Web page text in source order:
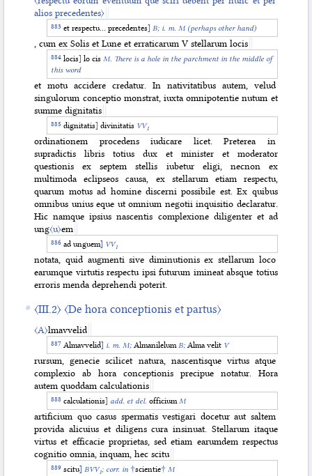
〈III.1〉 〈Que sit inter prescriptos et presentes libros differentia〉
〈III.2〉
〈De hora conceptionis et partus〉
〈III.3〉 〈De orientis gradu perfectissime investigando〉
〈III.4〉
〈De hiis que ad nascentem pertinent et de eorum congrua
ordinatione〉
〈III.5〉 〈De parentibus〉
〈De fratribus et fratrum negotiis〉
〈III.7〉 〈De sexu, utrum scilicet sit masculus an femina〉
〈III.8〉 〈De numero,〈utrum〉videlicet gemelli si〈n〉t an plures〉
〈III.9〉 〈De monstruosis et transmutatis et que simiarum gerunt
speciem et si que sint in corpore signa〉
〈III.10〉
〈De educatione, utrum scilicet sit abortivum an si nativitatis
tempora natus ad nutricationis annos preveniat〉
〈III.11〉 〈De vita et vivendi quantitate〉
〈III.12〉 〈De statu corporis et forma et complexione〉
〈III.13〉
〈De accidentibus et diuturnis corporum passionibus et
morbis〉
〈III.14〉
〈De anime proprietatibus et de hiis que ad corpus
pertinent〉
〈IV〉
〈IV.1〉 〈De terminis divitum et potentum〉
〈De terminis divitiarum et modo〉
〈IV.3〉 〈De dignitatis termino et potentie obtentu〉
〈IV.4〉 〈De negotiorum sive potius officiorum qualitate〉
〈IV.5〉 〈De utriusque sexus coniugio〉
〈De filiis et liberis〉
〈IV.7〉 〈De amicitia et odio〉
〈IV.8〉 〈De itineribus et peregrinatione〉
〈IV.9〉
〈De morte et eius causis〉
〈IV.10〉
alios precedentes〉
et respectu… precedentes] B; i. m. M (perhaps other hand)
, cum ex Solis et Lune et erraticarum V stellarum locis
locis] lo cis M. There is a hole in the parchment in the middle of
this word
et motu accidere credatur. In nativitatibus autem, velud
singulorum conceptio monstrat, iuxta omnipotentie nutum et
summe dignitatis
dignitatis] divinitatis VV1
ordinationem procedens iudicare licet. Preterea in
supradictis libris totius dux et minister et moderator
questionis ex septem stellis iubetur eligi, necnon ex
multimoda eclipseos causa, ex stellarum etiam respectu,
quarum motus ad homine discerni possibile est. Ex quibus
omnibus unius eque ut omnium negotii inquisitio declaratur.
Hic namque ipsius nascentis complexione diligenter et ad
ung〈u〉em
ad unguem] VV1
notata, quid augmenti sive diminutionis ex stellarum loco
earumque virtutis respectu ipsi futurum imineat absque totius
erroris menda deprehendi poterit.
〈III.2〉 〈De hora conceptionis et partus〉
〈A〉lmavvelid
Almavvelid] i. m. M;AlmanilelumB;Alma velit V
rursum, genecie scilicet natura, nascentisque virtus atque
complexio ab hora conceptionis precipue notatur. Hora
autem quoddam calculationis
calculationis] add. et del. officiumM
artificium quo casus spermatis vestigari docetur aut saltem
provida alicuius et diligens cura insinuat. Stellarum itaque
virtus et efficacie proprietas, sed etiam earumdem respectus
cognitio omnia, inquam, hec scitu
scitu] BVV1; corr. in †scientie† M